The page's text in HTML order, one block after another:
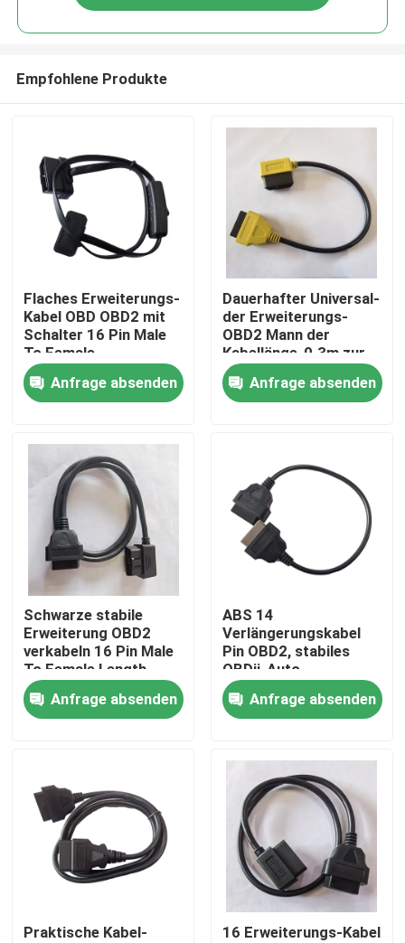
Produkte
Über uns
Fabrik-Ausflug
Qualitätskontrolle
Treten Sie mit uns in Verbindung
Kabel OBD2 Y
Kabel des Verbindungsstück-OBD2
Kabel der Erweiterungs-OBD2
Empfohlene Produkte
Flaches Erweiterungs-
Kabel OBD OBD2 mit
Schalter 16 Pin Male
To Female
Anfrage absenden
Dauerhafter Universal-
der Erweiterungs-
OBD2 Mann der
Kabellänge-0.3m zur
Frau
Anfrage absenden
Schwarze stabile
Erweiterung OBD2
verkabeln 16 Pin Male
To Female Length
150cm
Anfrage absenden
ABS 14
Verlängerungskabel
Pin OBD2, stabiles
OBDii-Auto-
Diagnosekabel für
NissanAnfrage absenden
Praktische Kabel-
16 Erweiterungs-Kabel